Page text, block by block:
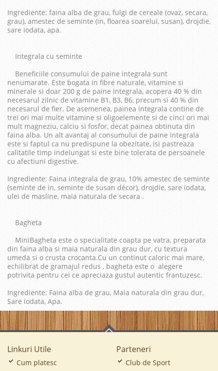
Ingrediente: faina alba de grau, fulgi de cereale (ovaz, secara,
grau), amestec de seminte (in, floarea soarelui, susan), drojdie,
sare iodata, apa.
Integrala cu seminte
Beneficiile consumului de paine integrala sunt
nenumarate. Este bogata in fibre naturale, vitamine si
minerale si doar 200 g de paine integrala, acopera 40 % din
necesarul zilnic de vitamine B1, B3, B6, precum si 40 % din
necesarul de fier. De asemenea, painea integrala contine de
trei ori mai multe vitamine si oligoelemente si de cinci ori mai
mult magneziu, calciu si fosfor, decat painea obtinuta din
faina alba. Un alt avantaj al consumului de paine integrala
este si faptul ca nu predispune la obezitate, isi pastreaza
calitatile timp indelungat si este bine tolerata de persoanele
cu afectiuni digestive.
Ingrediente: Faina integrala de grau, 10% amestec de seminte
(seminte de in, seminte de susan décor), drojdie, sare iodata,
ulei de masline, maia naturala de secara .
Bagheta
MiniBagheta este o specialitate coapta pe vatra, preparata
din faina alba si maia naturala din grau dur, cu textura
umeda si o crusta crocanta.Cu un continut caloric mai mare,
echilibrat de gramajul redus , bagheta este o alegere
potrivita pentru cei ce apreciaza gustul autentic frantuzesc.
Ingrediente: Faina alba de grau, Maia naturala din grau dur,
Sare iodata, Apa.
Linkuri Utile
Cum platesc
Parteneri
Club de Sport